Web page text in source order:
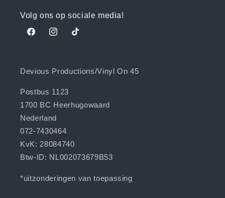
Volg ons op sociale media!
FacebookInstagramTikTok
Devious Productions/Vinyl On 45
Postbus 1123
1700 BC Heerhugowaard
Nederland
072-7430464
KvK: 28084740
Btw-ID: NL002073679B53
*uitzonderingen van toepassing